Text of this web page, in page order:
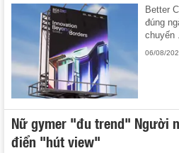
Better
đúng
chuyến
06/08/
Nữ gymer "đu trend" Người
điển "hút view"